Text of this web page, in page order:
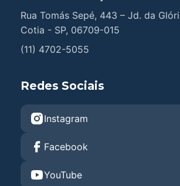
Rua Tomás Sepé, 443 – Jd. da
Cotia - SP, 06709-015
(11) 4702-5055
Redes Sociais
Instagram
Facebook
YouTube